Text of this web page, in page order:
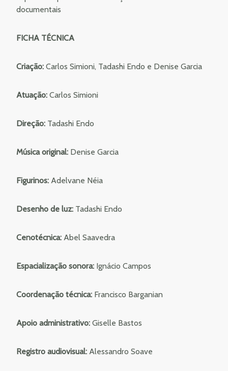
documentais
FICHA TÉCNICA
Criação: Carlos Simioni, Tadashi Endo e Denise Garcia
Atuação: Carlos Simioni
Direção: Tadashi Endo
Música original: Denise Garcia
Figurinos: Adelvane Néia
Desenho de luz: Tadashi Endo
Cenotécnica: Abel Saavedra
Espacialização sonora: Ignácio Campos
Coordenação técnica: Francisco Barganian
Apoio administrativo: Giselle Bastos
Registro audiovisual: Alessandro Soave